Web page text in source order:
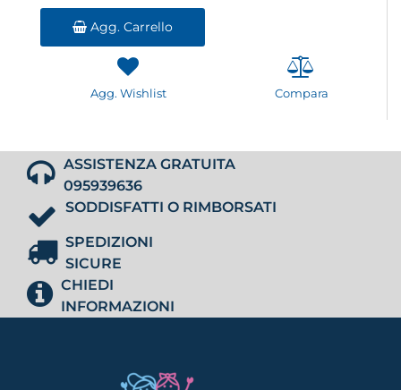
Agg. Carrello
Agg. Wishlist Compara
ASSISTENZA GRATUITA
095939636
SODDISFATTI O RIMBORSATI
SPEDIZIONI
SICURE
CHIEDI
INFORMAZIONI